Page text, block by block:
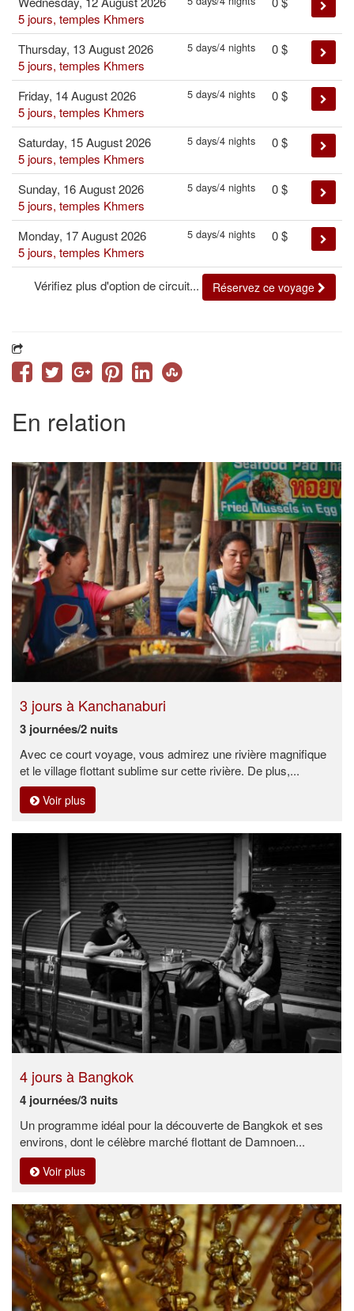
Vérifiez plus d'option de circuit... Réservez ce voyage
5 jours, temples Khmers
Thursday, 13 August 2026
5 jours, temples Khmers
5 days/4 nights 0$
Friday, 14 August 2026
5 jours, temples Khmers
5 days/4 nights 0$
Saturday, 15 August 2026
5 jours, temples Khmers
5 days/4 nights 0$
Sunday, 16 August 2026
5 jours, temples Khmers
5 days/4 nights 0$
Monday, 17 August 2026
5 jours, temples Khmers
5 days/4 nights 0$
En relation
3 jours à Kanchanaburi
3 journées/2 nuits
Avec ce court voyage, vous admirez une rivière magnifique
et le village flottant sublime sur cette rivière. De plus,...
Voir plus
4 jours à Bangkok
4 journées/3 nuits
Un programme idéal pour la découverte de Bangkok et ses
environs, dont le célèbre marché flottant de Damnoen...
Voir plus